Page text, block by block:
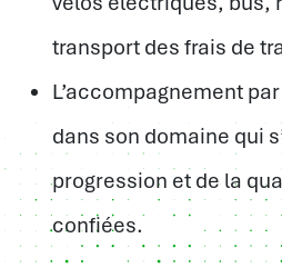
transport des frais de
L’accompagnement
dans son domaine qui
progression et de la
confiées.